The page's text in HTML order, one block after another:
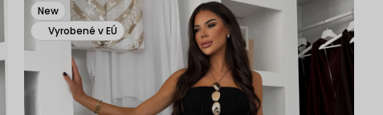
New
Vyrobené v EÚ